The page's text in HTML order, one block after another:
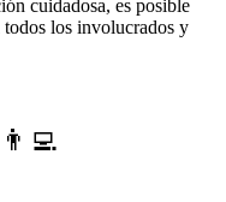
cuidadosa, es posible
los involucrados y